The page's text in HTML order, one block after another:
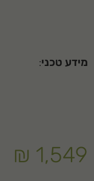
שימושים: – חיפוי בין
מידע טכני:
₪ 1,549